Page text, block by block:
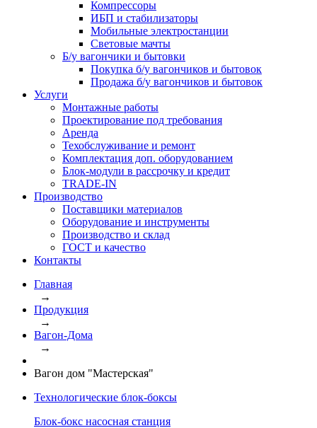
Компрессоры
ИБП и стабилизаторы
Мобильные электростанции
Световые мачты
Б/у вагончики и бытовки
Покупка б/у вагончиков и бытовок
Продажа б/у вагончиков и бытовок
Услуги
Монтажные работы
Проектирование под требования
Аренда
Техобслуживание и ремонт
Комплектация доп. оборудованием
Блок-модули в рассрочку и кредит
TRADE-IN
Производство
Поставщики материалов
Оборудование и инструменты
Производство и склад
ГОСТ и качество
Контакты
Главная
→
Продукция
→
Вагон-Дома
→
Вагон дом "Мастерская"
Технологические блок-боксы
Блок-бокс насосная станция